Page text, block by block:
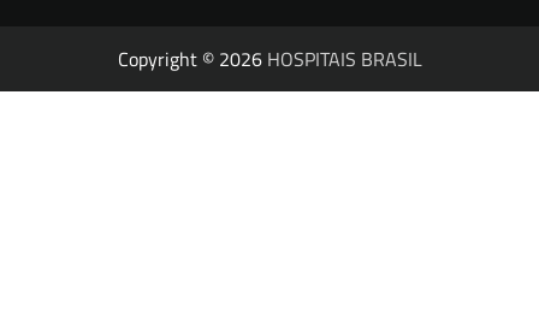
Copyright © 2026 HOSPITAIS BRASIL